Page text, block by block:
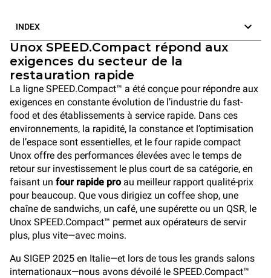
INDEX
Unox SPEED.Compact répond aux
exigences du secteur de la
restauration rapide
La ligne SPEED.Compact™ a été conçue pour répondre aux
exigences en constante évolution de l’industrie du fast-
food et des établissements à service rapide. Dans ces
environnements, la rapidité, la constance et l’optimisation
de l’espace sont essentielles, et le four rapide compact
Unox offre des performances élevées avec le temps de
retour sur investissement le plus court de sa catégorie, en
faisant un four rapide proau meilleur rapport qualité-prix
pour beaucoup. Que vous dirigiez un coffee shop, une
chaîne de sandwichs, un café, une supérette ou un QSR, le
Unox SPEED.Compact™ permet aux opérateurs de servir
plus, plus vite—avec moins.
Au SIGEP 2025 en Italie—et lors de tous les grands salons
internationaux—nous avons dévoilé le SPEED.Compact™